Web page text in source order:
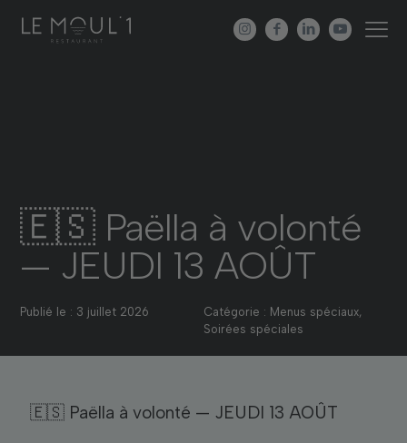
🇪🇸 Paëlla à volonté
— JEUDI 13 AOÛT
Publié le : 3 juillet 2026
Catégorie : Menus spéciaux,
Soirées spéciales
🇪🇸 Paëlla à volonté — JEUDI 13 AOÛT